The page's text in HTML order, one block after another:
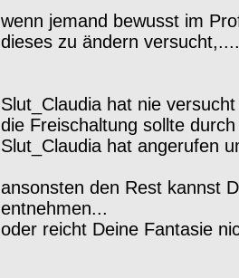
wenn jemand bewusst im
dieses zu ändern
Slut_Claudia hat nie
die Freischaltung sollte
Slut_Claudia hat angerufen
ansonsten den Rest kannst
entnehmen...
oder reicht Deine Fantasie